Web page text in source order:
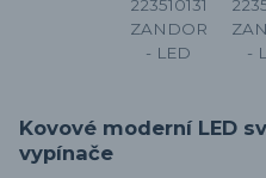
Kovové moderní LED
vypínače